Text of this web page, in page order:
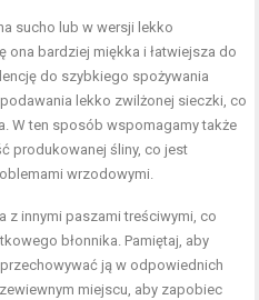
sucho lub w wersji lekko
ona bardziej miękka i łatwiejsza do
do szybkiego spożywania
lekko zwilżonej sieczki, co
W ten sposób wspomagamy także
produkowanej śliny, co jest
wrzodowymi.
z innymi paszami treściwymi, co
błonnika. Pamiętaj, aby
ją w odpowiednich
miejscu, aby zapobiec